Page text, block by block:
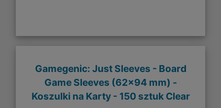
Gamegenic: Just Sleeves - Board
Game Sleeves (62x94 mm) -
Koszulki na Karty - 150 sztuk Clear